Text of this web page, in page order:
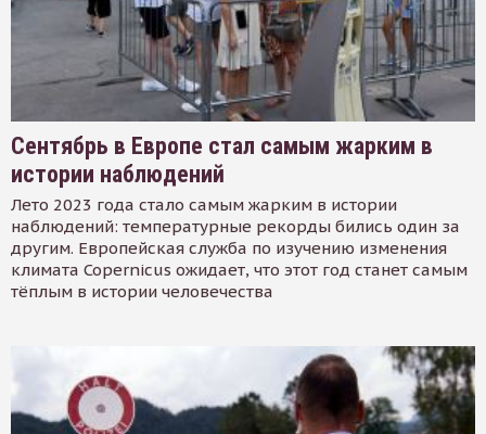
Сентябрь в Европе стал самым жарким в
истории наблюдений
Лето 2023 года стало самым жарким в истории
наблюдений: температурные рекорды бились один за
другим. Европейская служба по изучению изменения
климата Copernicus ожидает, что этот год станет самым
тёплым в истории человечества